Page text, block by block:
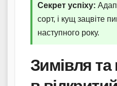
Секрет успіху:
сорт, і кущ зацвіте
наступного року.
Зимівля та